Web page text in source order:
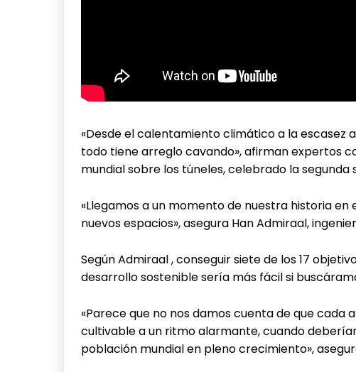
«Desde el calentamiento climático a la
todo tiene arreglo cavando», afirman expertos
mundial sobre los túneles, celebrado la segunda
«Llegamos a un momento de nuestra historia
nuevos espacios», asegura Han Admiraal,
Según Admiraal , conseguir siete de los 17
desarrollo sostenible sería más fácil si
«Parece que no nos damos cuenta de que
cultivable a un ritmo alarmante, cuando
población mundial en pleno crecimiento»,